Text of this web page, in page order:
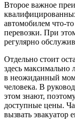
Второе важное
автомобилем что-
перевозки. При
регулярно
Отдельно стоит
здесь максимально
в неожиданный
человека. В
этом знают,
доступные цены.
вызвать эвакуатор